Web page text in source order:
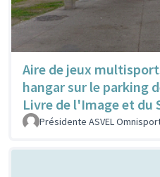
Aire de jeux
hangar sur le parking
Livre de l'Image et du
Présidente ASVEL